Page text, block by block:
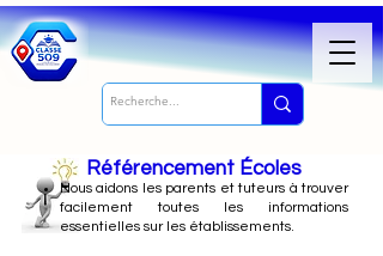
Référencement Écoles
Nousaidons les parents et tuteurs à trouver
facilement toutes les informations
essentielles sur les établissements.